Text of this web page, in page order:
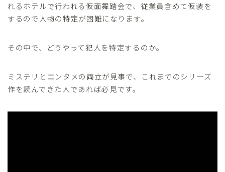
れるホテルで行われる仮面舞踏会で、従業員含めて仮装を
するので人物の特定が困難になります。
その中で、どうやって犯人を特定するのか。
ミステリとエンタメの両立が見事で、これまでのシリーズ
作を読んできた人であれば必見です。